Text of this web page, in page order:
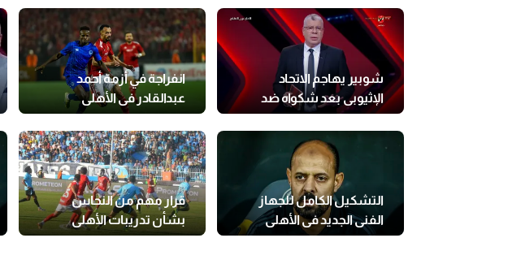
شوبير يهاجم الاتحاد
الإثيوبي بعد شكواه ضد
منتخب مصر
انفراجة في أزمة أحمد
عبدالقادر في الأهلي
التشكيل الكامل للجهاز
الفني الجديد في الأهلي
قرار مهم من النحاس
بشأن تدريبات الأهلي